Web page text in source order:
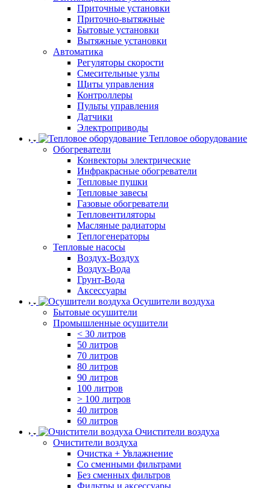
Приточные установки
Приточно-вытяжные
Бытовые установки
Вытяжные установки
Автоматика
Регуляторы скорости
Смесительные узлы
Щиты управления
Контроллеры
Пульты управления
Датчики
Электроприводы
Тепловое оборудование
Обогреватели
Конвекторы электрические
Инфракрасные обогреватели
Тепловые пушки
Тепловые завесы
Газовые обогреватели
Тепловентиляторы
Масляные радиаторы
Теплогенераторы
Тепловые насосы
Воздух-Воздух
Воздух-Вода
Грунт-Вода
Аксессуары
Осушители воздуха
Бытовые осушители
Промышленные осушители
< 30 литров
50 литров
70 литров
80 литров
90 литров
100 литров
> 100 литров
40 литров
60 литров
Очистители воздуха
Очистители воздуха
Очистка + Увлажнение
Cо сменными фильтрами
Без сменных фильтров
Фильтры и аксессуары